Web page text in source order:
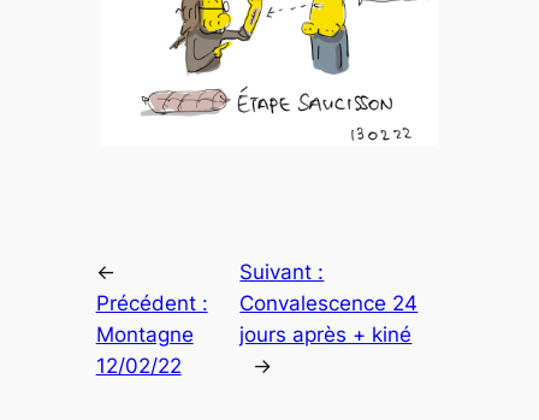
←
Précédent :
Montagne
12/02/22
Suivant :
Convalescence 24
jours après + kiné
→